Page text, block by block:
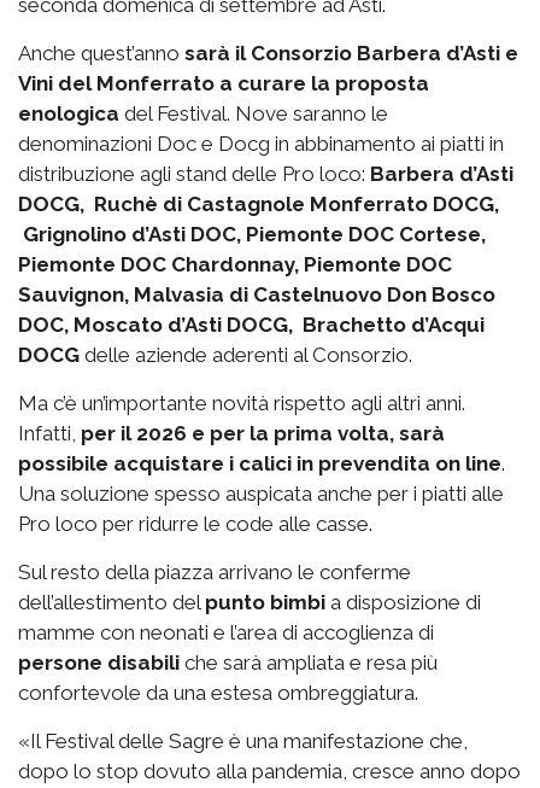
seconda domenica di settembre ad Asti.
Anche quest’anno sarà il Consorzio Barbera d’Asti e
Vini del Monferrato a curare la proposta
enologica del Festival. Nove saranno le
denominazioni Doc e Docg in abbinamento ai piatti in
distribuzione agli stand delle Pro loco: Barbera d’Asti
DOCG, Ruchè di Castagnole Monferrato DOCG,
Grignolino d’Asti DOC, Piemonte DOC Cortese,
Piemonte DOC Chardonnay, Piemonte DOC
Sauvignon, Malvasia di Castelnuovo Don Bosco
DOC, Moscato d’Asti DOCG, Brachetto d’Acqui
DOCG delle aziende aderenti al Consorzio.
Ma c’è un’importante novità rispetto agli altri anni.
Infatti, per il 2026 e per la prima volta, sarà
possibile acquistare i calici in prevendita on line.
Una soluzione spesso auspicata anche per i piatti alle
Pro loco per ridurre le code alle casse.
Sul resto della piazza arrivano le conferme
dell’allestimento del punto bimbi a disposizione di
mamme con neonati e l’area di accoglienza di
persone disabili che sarà ampliata e resa più
confortevole da una estesa ombreggiatura.
«Il Festival delle Sagre è una manifestazione che,
dopo lo stop dovuto alla pandemia, cresce anno dopo